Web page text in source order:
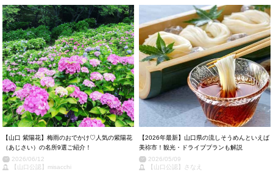
【山口 紫陽花】梅雨のおでかけ♡人気の紫陽花
（あじさい）の名所9選ご紹介！
2026/06/12
【山口公認】misacchi
【2026年最新】山口県の流しそうめんといえば
美祢市！観光・ドライブプランも解説
2026/05/09
【山口公認】さなえ